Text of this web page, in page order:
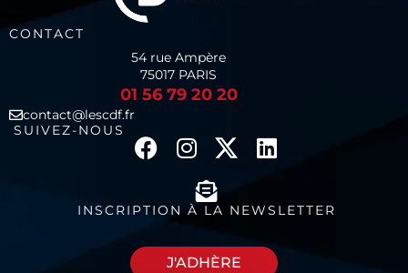
CONTACT
54 rue Ampère
75017 PARIS
01 56 79 20 20
contact@lescdf.fr
SUIVEZ-NOUS
INSCRIPTION À LA NEWSLETTER
J'ADHÈRE